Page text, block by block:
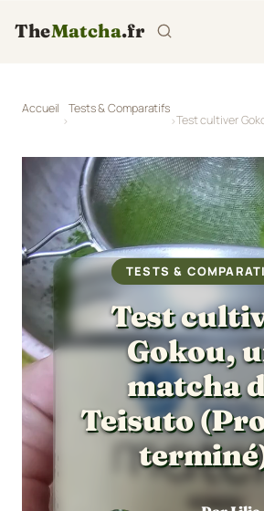
TheMatcha.fr
Accueil Tests & Comparatifs
TESTS &
Test
Gokou,
matcha
Teisuto